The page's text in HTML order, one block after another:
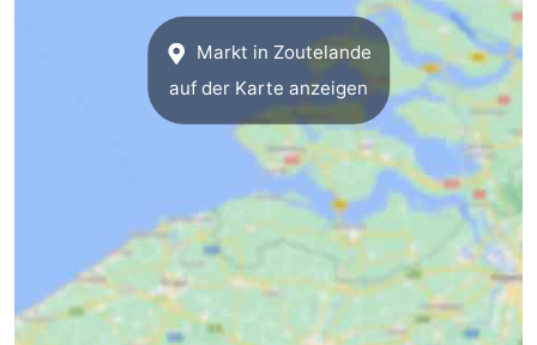
Schouwen
Natur
-
Markt in Zoutelande
auf der Karte anzeigen